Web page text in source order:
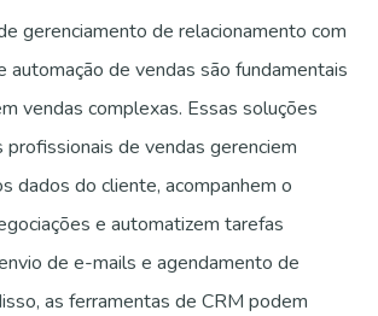
gerenciamento de relacionamento com
automação de vendas são fundamentais
vendas complexas. Essas soluções
de vendas gerenciem
dados do cliente, acompanhem o
e automatizem tarefas
de e-mails e agendamento de
as ferramentas de CRM podem